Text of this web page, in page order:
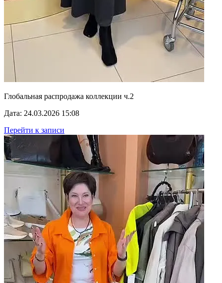
Глобальная распродажа коллекции ч.2
Дата: 24.03.2026 15:08
Перейти к записи